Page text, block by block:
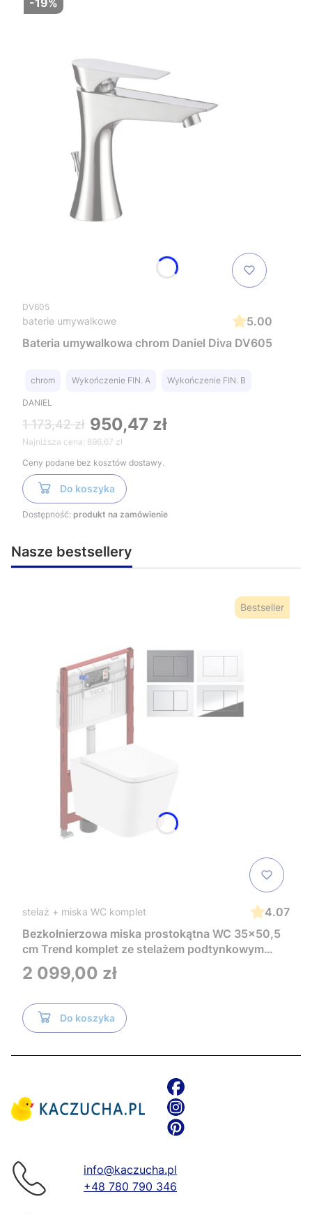
-19%
DV605
baterie umywalkowe
5.00
Bateria umywalkowa chrom Daniel Diva DV605
chrom Wykończenie FIN. A Wykończenie FIN. B
DANIEL
1 173,42 zł 950,47 zł
Najniższa cena: 896,67 zł
Ceny podane bez kosztów dostawy.
Do koszyka
Dostępność: produkt na zamówienie
Nasze bestsellery
Bestseller
stelaż + miska WC komplet
4.07
Bezkołnierzowa miska prostokątna WC 35x50,5
cm Trend komplet ze stelażem podtynkowym
Tece i czarnym przyciskiem TeceNow
TR2216+Tece
Cena
2 099,00 zł
Do koszyka
info@kaczucha.pl
+48 780 790 346